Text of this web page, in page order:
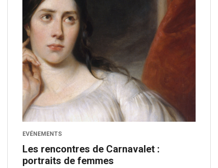
EVÉNEMENTS
Les rencontres de Carnavalet :
portraits de femmes